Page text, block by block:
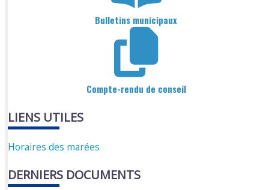
Bulletins municipaux
Compte-rendu de conseil
LIENS UTILES
Horaires des marées
DERNIERS DOCUMENTS